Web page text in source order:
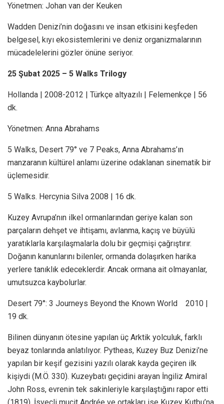
Yönetmen: Johan van der Keuken
Wadden Denizi’nin doğasını ve insan etkisini keşfeden
belgesel, kıyı ekosistemlerini ve deniz organizmalarının
mücadelelerini gözler önüne seriyor.
25 Şubat 2025 – 5 Walks Trilogy
Hollanda | 2008-2012 | Türkçe altyazılı | Felemenkçe | 56
dk.
Yönetmen: Anna Abrahams
5 Walks, Desert 79° ve 7 Peaks, Anna Abrahams’ın
manzaranın kültürel anlamı üzerine odaklanan sinematik bir
üçlemesidir.
5 Walks. Hercynia Silva 2008 | 16 dk.
Kuzey Avrupa’nın ilkel ormanlarından geriye kalan son
parçaların dehşet ve ihtişamı, avlanma, kaçış ve büyülü
yaratıklarla karşılaşmalarla dolu bir geçmişi çağrıştırır.
Doğanın kanunlarını bilenler, ormanda dolaşırken harika
yerlere tanıklık edeceklerdir. Ancak ormana ait olmayanlar,
umutsuzca kaybolurlar.
Desert 79°: 3 Journeys Beyond the Known World 2010 |
19 dk.
Bilinen dünyanın ötesine yapılan üç Arktik yolculuk, farklı
beyaz tonlarında anlatılıyor. Pytheas, Kuzey Buz Denizi’ne
yapılan bir keşif gezisini yazılı olarak kayda geçiren ilk
kişiydi (M.Ö. 330). Kuzeybatı geçidini arayan İngiliz Amiral
John Ross, evrenin tek sakinleriyle karşılaştığını rapor etti